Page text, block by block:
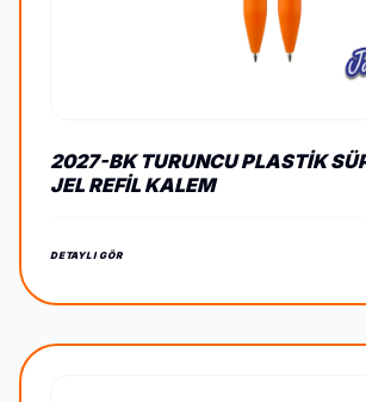
2027-BK TURUNCU PLASTIK
JEL REFIL KALEM
DETAYLI GÖR